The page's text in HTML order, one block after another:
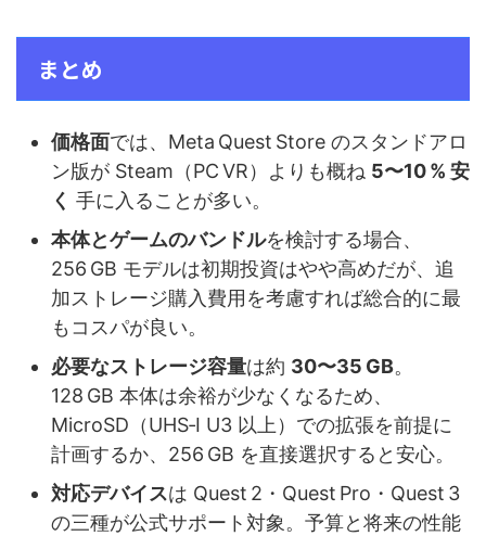
まとめ
価格面では、Meta Quest Store のスタンドアロ
ン版が Steam（PC VR）よりも概ね 5〜10 % 安
く 手に入ることが多い。
本体とゲームのバンドルを検討する場合、
256 GB モデルは初期投資はやや高めだが、追
加ストレージ購入費用を考慮すれば総合的に最
もコスパが良い。
必要なストレージ容量は約 30〜35 GB。
128 GB 本体は余裕が少なくなるため、
MicroSD（UHS‑I U3 以上）での拡張を前提に
計画するか、256 GB を直接選択すると安心。
対応デバイスは Quest 2・Quest Pro・Quest 3
の三種が公式サポート対象。予算と将来の性能